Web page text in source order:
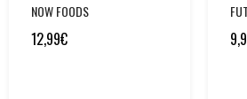
NOW FOODS
12,99€